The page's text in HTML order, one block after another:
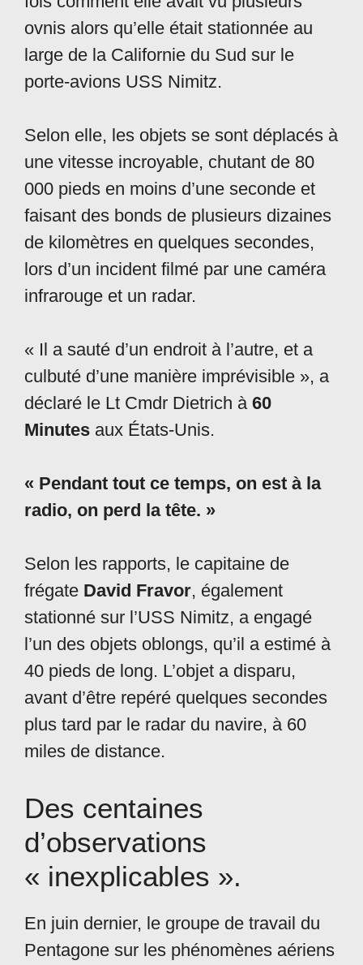
ovnis alors qu’elle était stationnée au
large de la Californie du Sud sur le
porte-avions USS Nimitz.
Selon elle, les objets se sont déplacés à
une vitesse incroyable, chutant de 80
000 pieds en moins d’une seconde et
faisant des bonds de plusieurs dizaines
de kilomètres en quelques secondes,
lors d’un incident filmé par une caméra
infrarouge et un radar.
« Il a sauté d’un endroit à l’autre, et a
culbuté d’une manière imprévisible », a
déclaré le Lt Cmdr Dietrich à 60
Minutes aux États-Unis.
« Pendant tout ce temps, on est à la
radio, on perd la tête. »
Selon les rapports, le capitaine de
frégate David Fravor, également
stationné sur l’USS Nimitz, a engagé
l’un des objets oblongs, qu’il a estimé à
40 pieds de long. L’objet a disparu,
avant d’être repéré quelques secondes
plus tard par le radar du navire, à 60
miles de distance.
Des centaines
d’observations
« inexplicables ».
En juin dernier, le groupe de travail du
Pentagone sur les phénomènes aériens